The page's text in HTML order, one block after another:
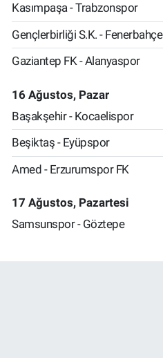
Kasımpaşa - Trabzonspor
Gençlerbirliği S.K. - Fenerbahçe
Gaziantep FK - Alanyaspor
16 Ağustos, Pazar
Başakşehir - Kocaelispor
Beşiktaş - Eyüpspor
Amed - Erzurumspor FK
17 Ağustos, Pazartesi
Samsunspor - Göztepe